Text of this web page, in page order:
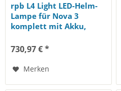
rpb L4 Light LED-Helm-
Lampe für Nova 3
komplett mit Akku,
730,97 € *
Merken